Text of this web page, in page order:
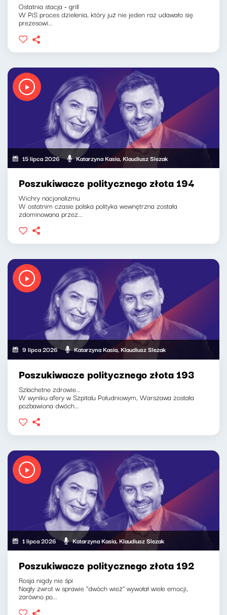
Ostatnia stacja - grill
W PiS proces dzielenia, który już nie jeden raz udawało się
prezesowi...
15 lipca 2026 Katarzyna Kasia, Klaudiusz Slezak
Poszukiwacze politycznego złota 194
Wichry nacjonalizmu
W ostatnim czasie polska polityka wewnętrzna została
zdominowana przez...
9 lipca 2026 Katarzyna Kasia, Klaudiusz Slezak
Poszukiwacze politycznego złota 193
Szlachetne zdrowie...
W wyniku afery w Szpitalu Południowym, Warszawa została
pozbawiona dwóch...
1 lipca 2026 Katarzyna Kasia, Klaudiusz Slezak
Poszukiwacze politycznego złota 192
Rosja nigdy nie śpi
Nagły zwrot w sprawie "dwóch wież" wywołał wiele emocji,
zarówno po...